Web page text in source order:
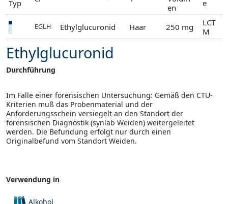
Typ
en
e
EGLH Ethylglucuronid Haar 250 mg
LCT
M
Ethylglucuronid
Durchführung
Im Falle einer forensischen Untersuchung: Gemäß den CTU-
Kriterien muß das Probenmaterial und der
Anforderungsschein versiegelt an den Standort der
forensischen Diagnostik (synlab Weiden) weitergeleitet
werden. Die Befundung erfolgt nur durch einen
Originalbefund vom Standort Weiden.
Verwendung in
Alkohol